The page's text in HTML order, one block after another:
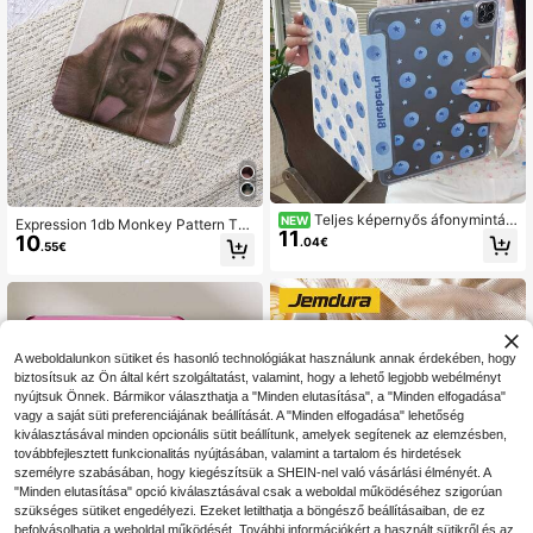
Expression 1db Monkey Pattern Tab
let védőtok, kompatibilis a követke
zőkkel: IPad 10,2 hüvelykes, IPad P
atepad 10.4/Tab, Anti-Cencill Slot
10.55€
NEW Teljes képernyős áfonymintás
tablethuszár, kompatibilis Apple 11.
generációval, minimalista 10. gener
Air 82026 új modellhez, Pro 11-hez,
divatos Mini 7-hez, aranyos Air 7/6
-hoz, hajlásmentes 11 hüvelykes ta
11.04€
A weboldalunkon sütiket és hasonló technológiákat használunk annak érdekében, hogy
biztosítsuk az Ön által kért szolgáltatást, valamint, hogy a lehető legjobb webélményt
nyújtsuk Önnek. Bármikor választhatja a "Minden elutasítása", a "Minden elfogadása"
vagy a saját süti preferenciájának beállítását. A "Minden elfogadása" lehetőség
kiválasztásával minden opcionális sütit beállítunk, amelyek segítenek az elemzésben,
továbbfejlesztett funkcionalitás nyújtásában, valamint a tartalom és hirdetések
személyre szabásában, hogy kiegészítsük a SHEIN-nel való vásárlási élményét. A
"Minden elutasítása" opció kiválasztásával csak a weboldal működéséhez szigorúan
szükséges sütiket engedélyezi. Ezeket letilthatja a böngésző beállításaiban, de ez
befolyásolhatja a weboldal működését. További információkért a használt sütikről és az